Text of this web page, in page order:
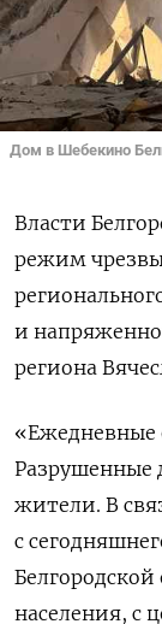
Дом в Шебекино
Власти
режим
и
региона
«Ежедневные
Разрушенные
жители. В
с
населения, с